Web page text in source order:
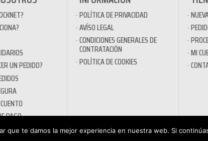
UN PEDIDO?
PAGO
EN OFERTA
POLÍTICA DE PRIVACIDAD
AVÍSO LEGAL
CONDICIONES GENERALES DE
CONTRATACIÓN
POLÍTICA DE COOKIES
MI
que te damos la mejor experiencia en nuestra web. Si